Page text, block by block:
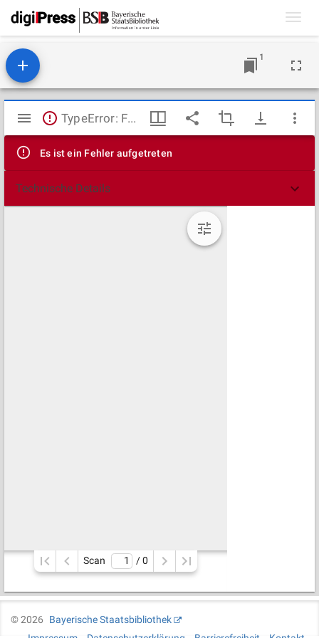
1
Mirador
Viewer
TypeError: Failed to fetch
Es ist ein Fehler aufgetreten
Technische Details
Scan / 0
©2026
Bayerische Staatsbibliothek